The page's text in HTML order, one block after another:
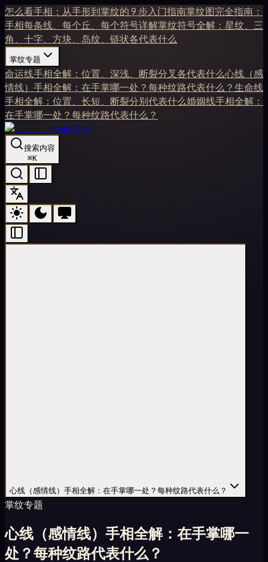
怎么看手相：从手形到掌纹的 9 步入门指南掌纹图完全指南：
手相每条线、每个丘、每个符号详解掌纹符号全解：星纹、三
角、十字、方块、岛纹、链状各代表什么
掌纹专题
命运线手相全解：位置、深浅、断裂分叉各代表什么心线（感
情线）手相全解：在手掌哪一处？每种纹路代表什么？生命线
手相全解：位置、长短、断裂分别代表什么婚姻线手相全解：
在手掌哪一处？每种纹路代表什么？
Palmlore
搜索内容
⌘K
心线（感情线）手相全解：在手掌哪一处？每种纹路代表什么？
掌纹专题
心线（感情线）手相全解：在手掌哪一
处？每种纹路代表什么？